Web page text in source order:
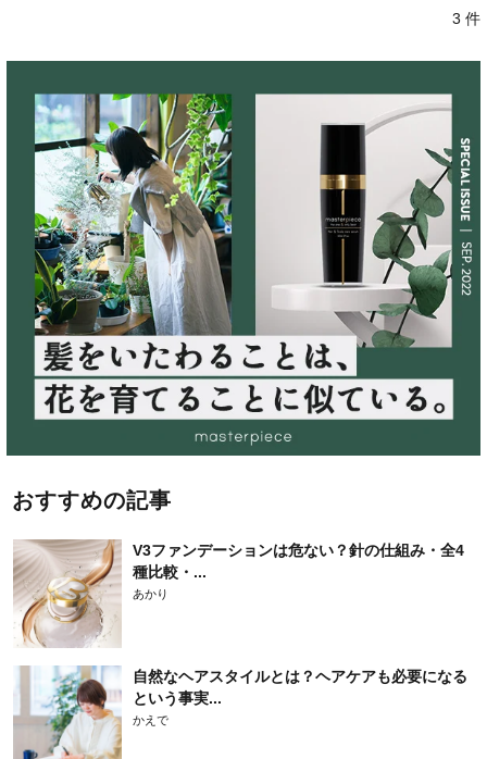
3 件
おすすめの記事
V3ファンデーションは危ない？針の仕組み・全4
種比較・...
あかり
自然なヘアスタイルとは？ヘアケアも必要になる
という事実...
かえで